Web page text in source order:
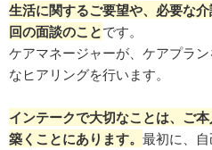
生活に関するご要望や、必要な
回の面談のことです。
ケアマネージャーが、ケアプラ
なヒアリングを行います。
インテークで大切なことは、ご
築くことにあります。 最初に、